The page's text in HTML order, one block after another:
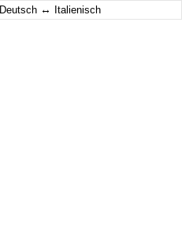
Deutsch ↔ Italienisch